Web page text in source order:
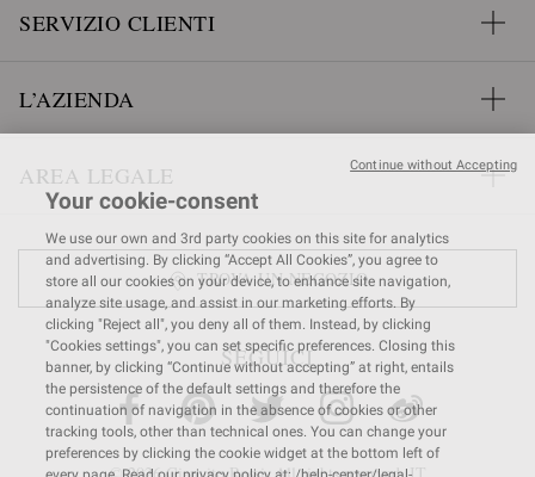
SERVIZIO CLIENTI
L’AZIENDA
AREA LEGALE
TROVA UN NEGOZIO
SEGUICI
© 2026 Gianvito Rossi. All rights reserved. IT
Your cookie-consent
We use our own and 3rd party cookies on this site for analytics
and advertising. By clicking “Accept All Cookies”, you agree to
store all our cookies on your device, to enhance site navigation,
analyze site usage, and assist in our marketing efforts. By
clicking "Reject all", you deny all of them. Instead, by clicking
"Cookies settings", you can set specific preferences. Closing this
banner, by clicking “Continue without accepting” at right, entails
the persistence of the default settings and therefore the
continuation of navigation in the absence of cookies or other
tracking tools, other than technical ones. You can change your
preferences by clicking the cookie widget at the bottom left of
Continue without Accepting